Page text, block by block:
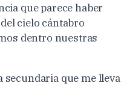
que parece haber
cielo cántabro
dentro nuestras
que me lleva